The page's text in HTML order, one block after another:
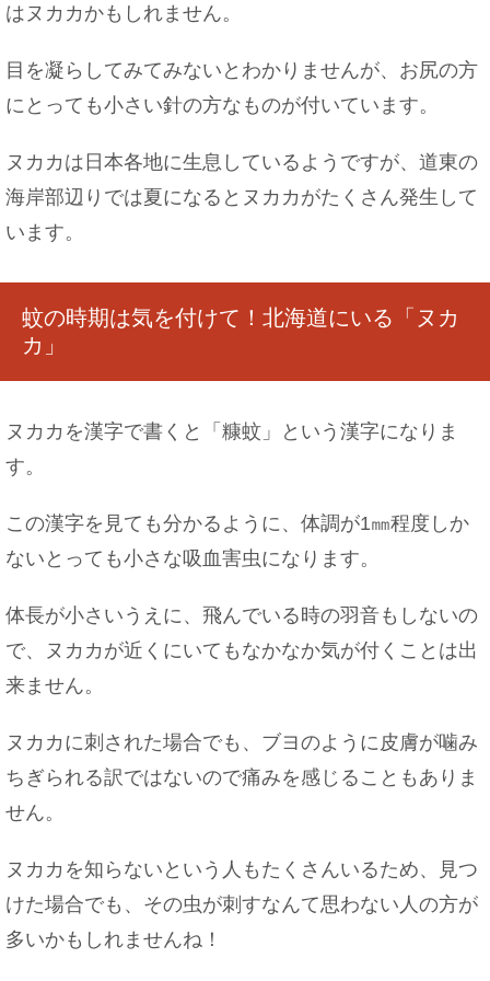
ピアスの穴がふさがる期間は？ふさがった時の対
処法もご紹介！
数学が得意な人が向いている職業は？理数系に強
飼い猫が脱走した夢を見たら、こんな意味かもし
片栗粉をクッキーに使うとどんな食感？片栗粉効
はヌカカかもしれません。
目を凝らしてみてみないとわかりませんが、お尻の方
にとっても小さい針の方なものが付いています。
ヌカカは日本各地に生息しているようですが、道東の
海岸部辺りでは夏になるとヌカカがたくさん発生して
います。
蚊の時期は気を付けて！北海道にいる「ヌカ
カ」
ヌカカを漢字で書くと「糠蚊」という漢字になりま
す。
この漢字を見ても分かるように、体調が1㎜程度しか
ないとっても小さな吸血害虫になります。
体長が小さいうえに、飛んでいる時の羽音もしないの
で、ヌカカが近くにいてもなかなか気が付くことは出
来ません。
ヌカカに刺された場合でも、ブヨのように皮膚が噛み
ちぎられる訳ではないので痛みを感じることもありま
せん。
ヌカカを知らないという人もたくさんいるため、見つ
けた場合でも、その虫が刺すなんて思わない人の方が
多いかもしれませんね！